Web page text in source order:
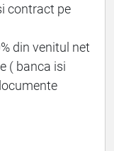
contract pe
din venitul net
( banca isi